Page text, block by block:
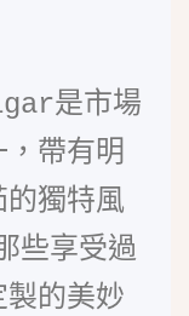
是市場
帶有明
獨特風
些享受過
的美妙